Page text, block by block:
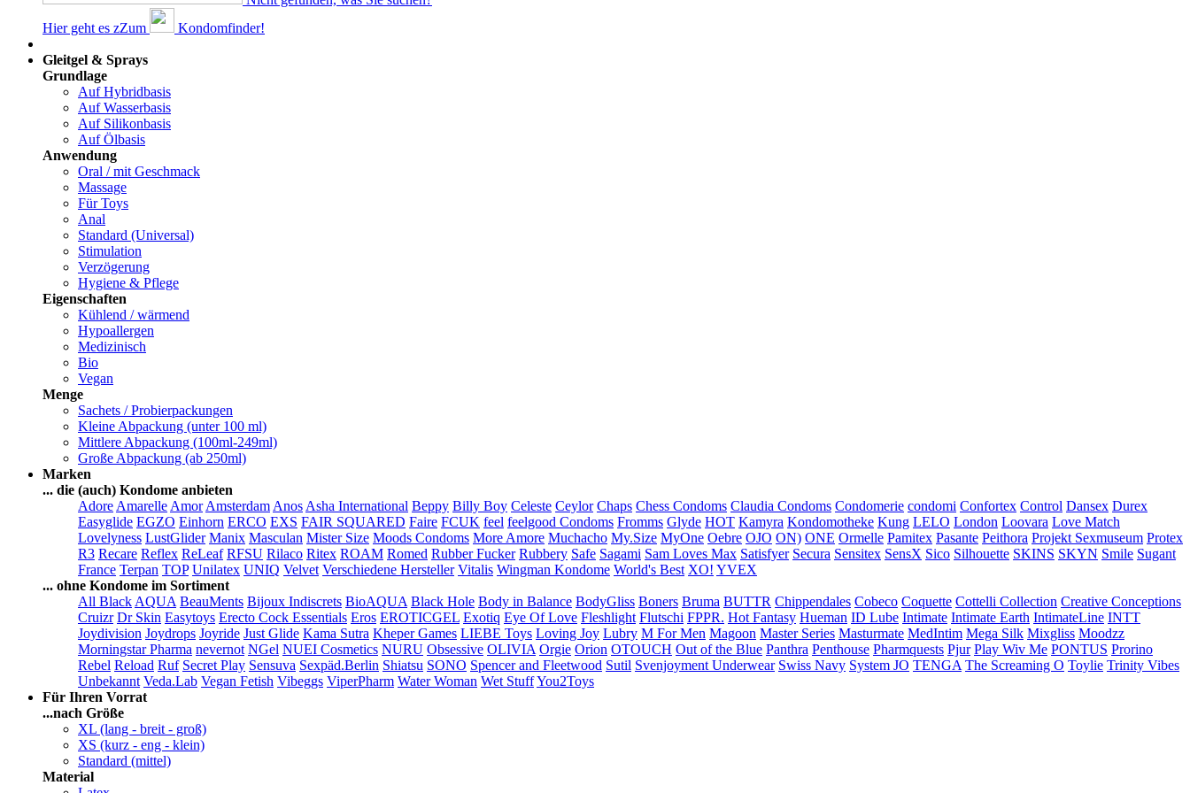
Hier geht es zZum
Kondomfinder!
Gleitgel & Sprays
Grundlage
Auf Hybridbasis
Auf Wasserbasis
Auf Silikonbasis
Auf Ölbasis
Anwendung
Oral / mit Geschmack
Massage
Für Toys
Anal
Standard (Universal)
Stimulation
Verzögerung
Hygiene & Pflege
Eigenschaften
Kühlend / wärmend
Hypoallergen
Medizinisch
Bio
Vegan
Menge
Sachets / Probierpackungen
Kleine Abpackung (unter 100 ml)
Mittlere Abpackung (100ml-249ml)
Große Abpackung (ab 250ml)
Marken
... die (auch) Kondome anbieten
Adore Amarelle Amor Amsterdam Anos Asha International Beppy Billy Boy Celeste Ceylor Chaps Chess Condoms Claudia Condoms Condomerie condomi Confortex Control Dansex Durex
Easyglide EGZO Einhorn ERCO EXS FAIR SQUARED Faire FCUK feel feelgood Condoms Fromms Glyde HOT Kamyra Kondomotheke Kung LELO London Loovara Love Match
Lovelyness LustGlider Manix Masculan Mister Size Moods Condoms More Amore Muchacho My.Size MyOne Oebre OJO ON) ONE Ormelle Pamitex Pasante Peithora Projekt Sexmuseum Protex
R3 Recare Reflex ReLeaf RFSU Rilaco Ritex ROAM Romed Rubber Fucker Rubbery Safe Sagami Sam Loves Max Satisfyer Secura Sensitex SensX Sico Silhouette SKINS SKYN Smile Sugant
France Terpan TOP Unilatex UNIQ Velvet Verschiedene Hersteller Vitalis Wingman Kondome World's Best XO! YVEX
... ohne Kondome im Sortiment
All Black AQUA BeauMents Bijoux Indiscrets BioAQUA Black Hole Body in Balance BodyGliss Boners Bruma BUTTR Chippendales Cobeco Coquette Cottelli Collection Creative Conceptions
Cruizr Dr Skin Easytoys Erecto Cock Essentials Eros EROTICGEL Exotiq Eye Of Love Fleshlight Flutschi FPPR. Hot Fantasy Hueman ID Lube Intimate Intimate Earth IntimateLine INTT
Joydivision Joydrops Joyride Just Glide Kama Sutra Kheper Games LIEBE Toys Loving Joy Lubry M For Men Magoon Master Series Masturmate MedIntim Mega Silk Mixgliss Moodzz
Morningstar Pharma nevernot NGel NUEI Cosmetics NURU Obsessive OLIVIA Orgie Orion OTOUCH Out of the Blue Panthra Penthouse Pharmquests Pjur Play Wiv Me PONTUS Prorino
Rebel Reload Ruf Secret Play Sensuva Sexpäd.Berlin Shiatsu SONO Spencer and Fleetwood Sutil Svenjoyment Underwear Swiss Navy System JO TENGA The Screaming O Toylie Trinity Vibes
Unbekannt Veda.Lab Vegan Fetish Vibeggs ViperPharm Water Woman Wet StuffYou2Toys
Für Ihren Vorrat
...nach Größe
XL (lang - breit - groß)
XS (kurz - eng - klein)
Standard (mittel)
Material